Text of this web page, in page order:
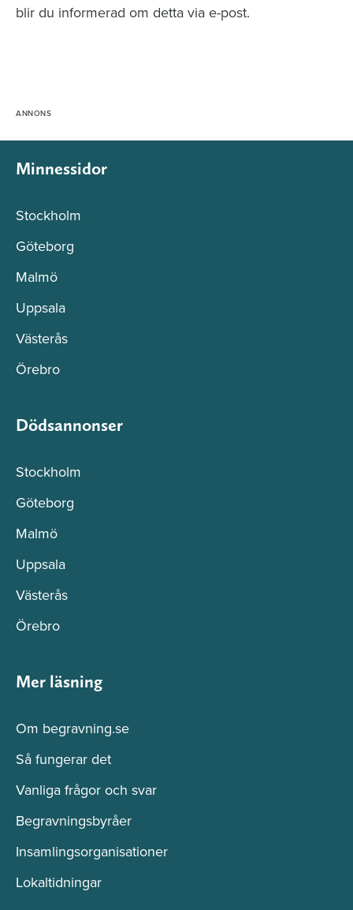
blir du informerad om detta via e-post.
Minnessidor
Stockholm
Göteborg
Malmö
Uppsala
Västerås
Örebro
Dödsannonser
Stockholm
Göteborg
Malmö
Uppsala
Västerås
Örebro
Mer läsning
Om begravning.se
Så fungerar det
Vanliga frågor och svar
Begravningsbyråer
Insamlingsorganisationer
Lokaltidningar